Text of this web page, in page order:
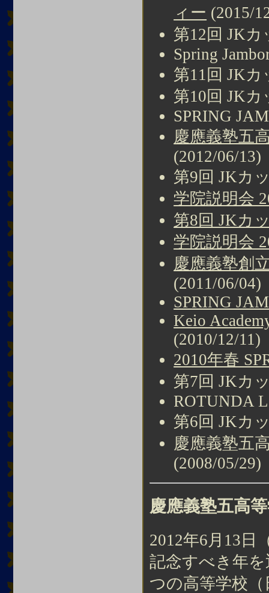
ィー (2015/
第12回 JKカ
Spring
第11回 JKカ
第10回 JKカ
SPRING
慶應義塾五
(2012/06/13)
第9回 JKカ
学院説明会
第8回 JKカ
学院説明会
慶應義塾創
(2011/06/04)
SPRING
Keio
(2010/12/11)
2010年春
第7回 JKカ
ROTUNDA
第6回 JKカ
慶應義塾五
(2008/05/29)
慶應義塾五高
2012年6月13日
記念すべき年
つの高等学校